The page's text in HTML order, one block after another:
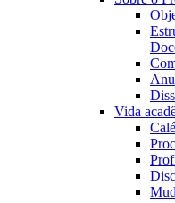
Vida